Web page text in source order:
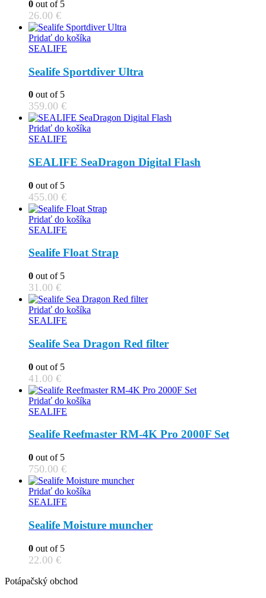
0 out of 5
26.00 €
Pridať do košíka
SEALIFE
Sealife Sportdiver Ultra
0 out of 5
359.00 €
Pridať do košíka
SEALIFE
SEALIFE SeaDragon Digital Flash
0 out of 5
455.00 €
Pridať do košíka
SEALIFE
Sealife Float Strap
0 out of 5
31.00 €
Pridať do košíka
SEALIFE
Sealife Sea Dragon Red filter
0 out of 5
41.00 €
Pridať do košíka
SEALIFE
Sealife Reefmaster RM-4K Pro 2000F Set
0 out of 5
750.00 €
Pridať do košíka
SEALIFE
Sealife Moisture muncher
0 out of 5
22.00 €
Potápačský obchod